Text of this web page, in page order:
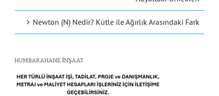
Newton (N) Nedir? Kütle ile Ağırlık Arasındaki Fark
HUMBARAHANE İNŞAAT